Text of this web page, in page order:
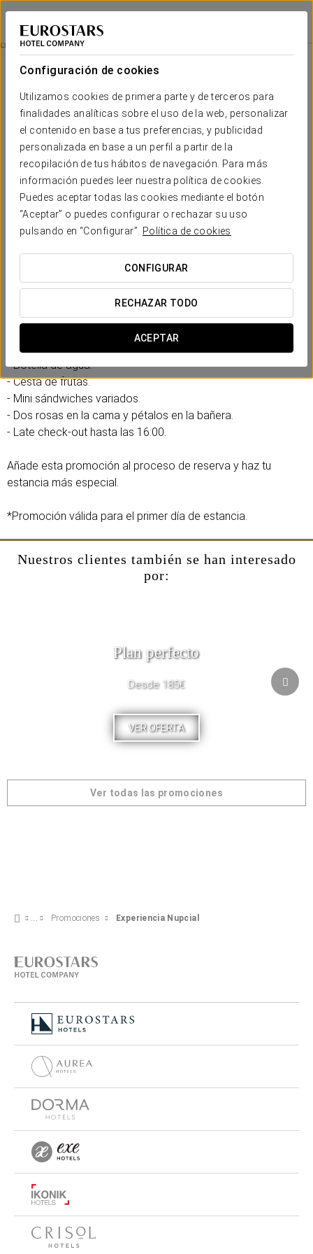
Configuración de cookies
Utilizamos cookies de primera parte y de terceros para
finalidades analíticas sobre el uso de la web, personalizar
el contenido en base a tus preferencias, y publicidad
personalizada en base a un perfil a partir de la
recopilación de tus hábitos de navegación. Para más
información puedes leer nuestra política de cookies.
Puedes aceptar todas las cookies mediante el botón
“Aceptar” o puedes configurar o rechazar su uso
pulsando en “Configurar”.
Política de cookies
CONFIGURAR
RECHAZAR TODO
ACEPTAR
Eurostars Torre Sevilla
SEVILLA
Experiencia Nupcial
130 €
Experiencia nupcial
Disfruta de una estancia mágica durante tu noche de bodas
en Eurostars Torre Sevilla, gracias a nuestra experiencia
- Desayuno en la habitación (de 8:00 a 12:00).
- Botella de agua.
- Cesta de frutas.
- Mini sándwiches variados.
- Dos rosas en la cama y pétalos en la bañera.
- Late check-out hasta las 16:00.
Añade esta promoción al proceso de reserva y haz tu
estancia más especial.
*Promoción válida para el primer día de estancia.
Nuestros clientes también se han interesado
por:
Plan perfecto
Desde 185€
VER OFERTA
Ver todas las promociones
Promociones Experiencia Nupcial